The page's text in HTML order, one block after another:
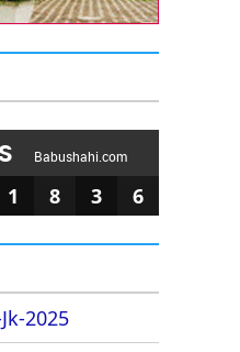
Babushahi.com
1 8 3 6
2025